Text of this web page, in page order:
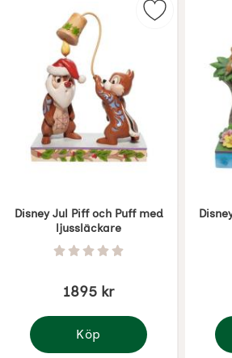
Disney Jul Piff och Puff med
ljussläckare
Art. nr 7381 Betyg: 0 Stjärnor av 5
1895 kr
Köp
Disney Jul Piff och Puff med
Markera
Art. nr